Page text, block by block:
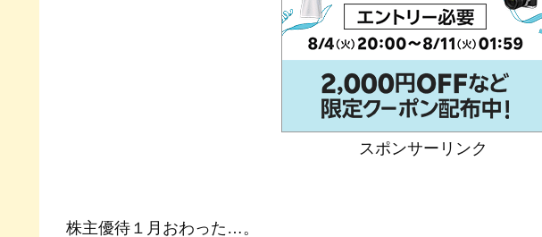
スポンサーリンク
株主優待１月おわった…。